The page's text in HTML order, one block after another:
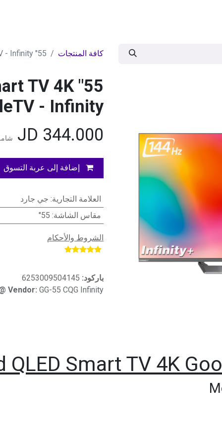
كافة المنتجات 55" G Guard QLED Smart TV 4K GoogleTV - Infinity
TV 4K
- Infinity
344.000
إضافة إلى عربة التسوق
العلامة التجارية: جي جارد
مقاس الشاشة:
55"
الشروط والأحكام
باركود: 6253009504145
Vendor: GG-55 CQG Infinity